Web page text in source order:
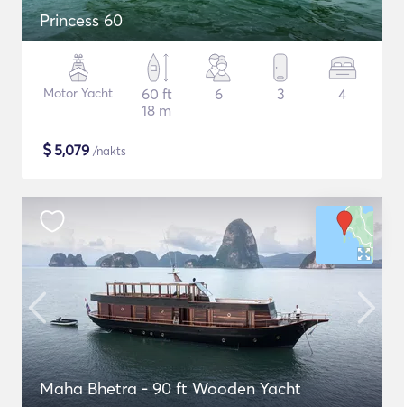
Princess 60
Motor Yacht
60 ft
18 m
6 3 4
$5,079 /nakts
Maha Bhetra - 90 ft Wooden Yacht